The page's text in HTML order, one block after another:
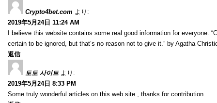
Crypto4bet.com より:
2019年5月24日 11:24 AM
I believe this website contains some real good information for everyone.
certain to be ignored, but that’s no reason not to give it.” by Agatha
返信
토토 사이트 より:
2019年5月24日 8:33 PM
Some truly wonderful articles on this web site , thanks for contribution.